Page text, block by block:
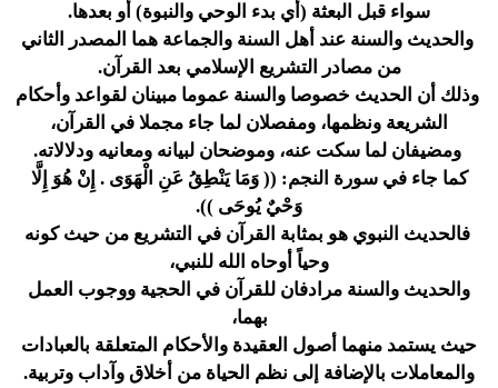
سواء قبل البعثة (أي بدء الوحي والنبوة) أو بعدها.
والحديث والسنة عند أهل السنة والجماعة هما المصدر الثاني
من مصادر التشريع الإسلامي بعد القرآن.
وذلك أن الحديث خصوصا والسنة عموما مبينان لقواعد وأحكام
الشريعة ونظمها، ومفصلان لما جاء مجملا في القرآن،
ومضيفان لما سكت عنه، وموضحان لبيانه ومعانيه ودلالاته.
كما جاء في سورة النجم: (( وَمَا يَنْطِقُ عَنِ الْهَوَى . إِنْ هُوَ إِلَّا
وَحْيٌ يُوحَى )).
فالحديث النبوي هو بمثابة القرآن في التشريع من حيث كونه
وحياً أوحاه الله للنبي،
والحديث والسنة مرادفان للقرآن في الحجية ووجوب العمل
بهما،
حيث يستمد منهما أصول العقيدة والأحكام المتعلقة بالعبادات
والمعاملات بالإضافة إلى نظم الحياة من أخلاق وآداب وتربية.